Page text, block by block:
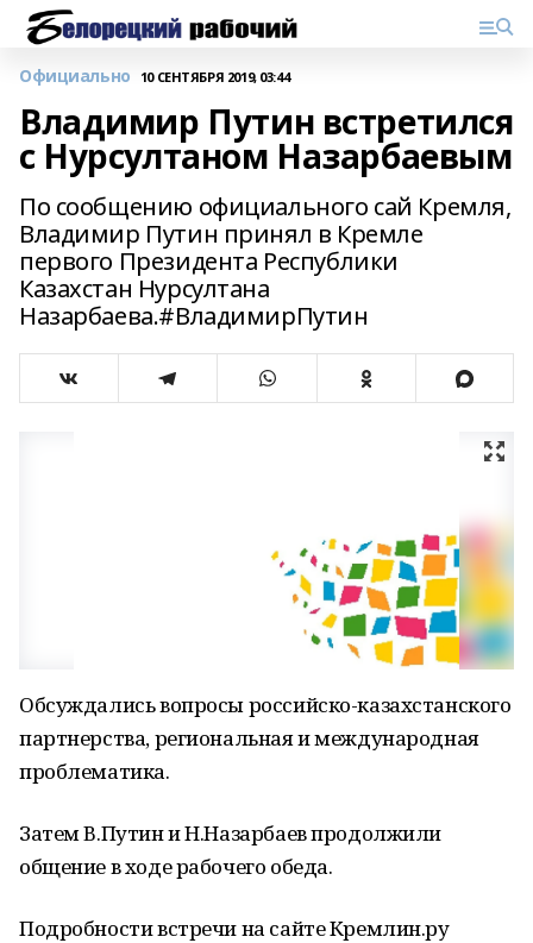
Официально 10 СЕНТЯБРЯ 2019, 03:44
Владимир Путин встретился
с Нурсултаном Назарбаевым
По сообщению официального сай Кремля,
Владимир Путин принял в Кремле
первого Президента Республики
Казахстан Нурсултана
Назарбаева.#ВладимирПутин
Обсуждались вопросы российско-казахстанского
партнерства, региональная и международная
проблематика.
Затем В.Путин и Н.Назарбаев продолжили
общение в ходе рабочего обеда.
Подробности встречи на сайте Кремлин.ру